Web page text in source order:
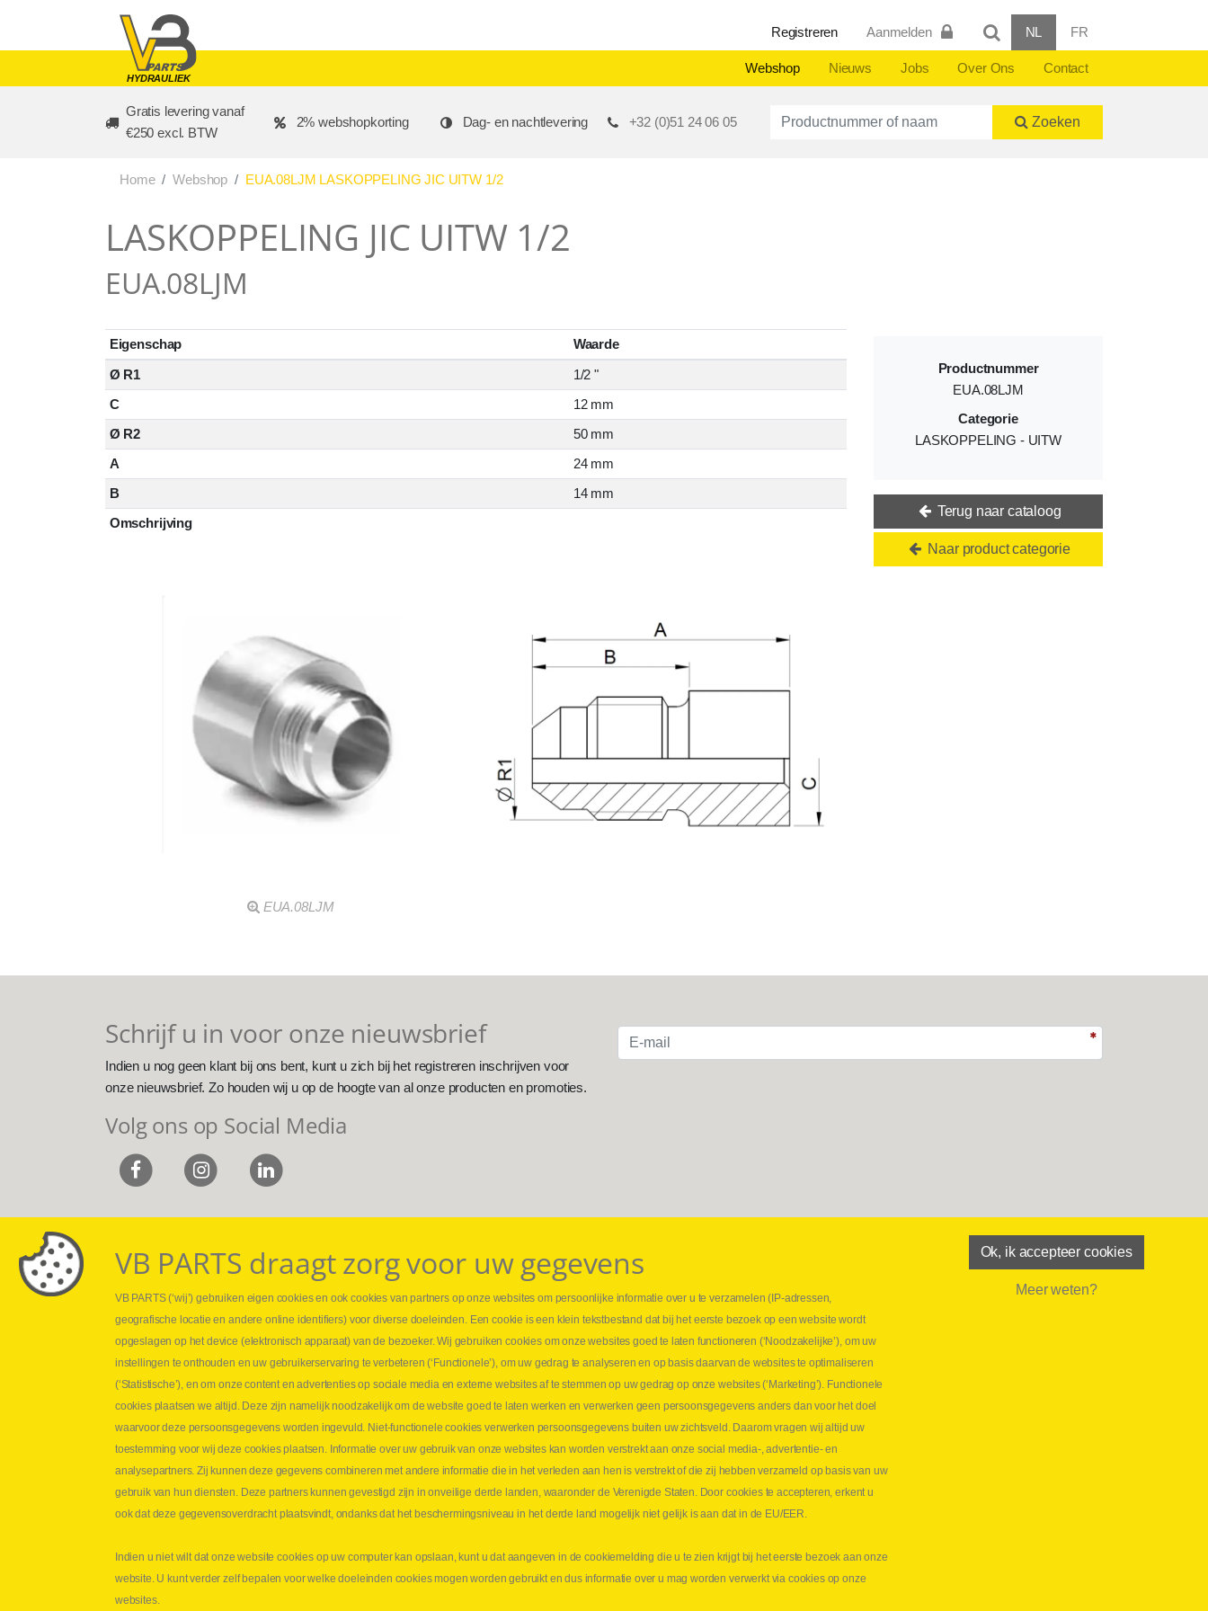
HYDRAULIEK
Registreren Aanmelden NL FR
Webshop Nieuws Jobs Over Ons Contact
Gratis levering vanaf
€250 excl. BTW
2% webshopkorting Dag- en nachtlevering +32 (0)51 24 06 05 Productnummer of naam Zoeken
Home Webshop EUA.08LJM LASKOPPELING JIC UITW 1/2
LASKOPPELING JIC UITW 1/2
EUA.08LJM
Eigenschap
Waarde
Ø R1
1/2 "
C
12 mm
Ø R2
50 mm
A
24 mm
B
14 mm
Omschrijving
EUA.08LJM
Productnummer
EUA.08LJM
Categorie
LASKOPPELING - UITW
Terug naar cataloog
Naar product categorie
Schrijf u in voor onze nieuwsbrief
Indien u nog geen klant bij ons bent, kunt u zich bij het registreren inschrijven voor
onze nieuwsbrief. Zo houden wij u op de hoogte van al onze producten en promoties.
Volg ons op Social Media
Webshop
Nieuws
Jobs
Leveringen
Drukcontrole set
Persmaten
Hydraulische slangen
Contact VB Parts
Abraham Hansstraat 7
B-8800 Roeselare
E-mail info@vbparts.be
⏳ Laatste maand Webtec-promotie!
⏳ Laatste kans voor onze promo
snelkoppelingen!
1 juni 2026
Lees meer NL
Copyright
VB PARTS draagt zorg voor uw gegevens
VB PARTS (‘wij’) gebruiken eigen cookies en ook cookies van partners op onze websites om persoonlijke informatie over u te verzamelen (IP-adressen,
geografische locatie en andere online identifiers) voor diverse doeleinden. Een cookie is een klein tekstbestand dat bij het eerste bezoek op een website wordt
opgeslagen op het device (elektronisch apparaat) van de bezoeker. Wij gebruiken cookies om onze websites goed te laten functioneren (‘Noodzakelijke’), om uw
instellingen te onthouden en uw gebruikerservaring te verbeteren (‘Functionele’), om uw gedrag te analyseren en op basis daarvan de websites te optimaliseren
(‘Statistische’), en om onze content en advertenties op sociale media en externe websites af te stemmen op uw gedrag op onze websites (‘Marketing’). Functionele
cookies plaatsen we altijd. Deze zijn namelijk noodzakelijk om de website goed te laten werken en verwerken geen persoonsgegevens anders dan voor het doel
waarvoor deze persoonsgegevens worden ingevuld. Niet-functionele cookies verwerken persoonsgegevens buiten uw zichtsveld. Daarom vragen wij altijd uw
toestemming voor wij deze cookies plaatsen. Informatie over uw gebruik van onze websites kan worden verstrekt aan onze social media-, advertentie- en
analysepartners. Zij kunnen deze gegevens combineren met andere informatie die in het verleden aan hen is verstrekt of die zij hebben verzameld op basis van uw
gebruik van hun diensten. Deze partners kunnen gevestigd zijn in onveilige derde landen, waaronder de Verenigde Staten. Door cookies te accepteren, erkent u
ook dat deze gegevensoverdracht plaatsvindt, ondanks dat het beschermingsniveau in het derde land mogelijk niet gelijk is aan dat in de EU/EER.
Indien u niet wilt dat onze website cookies op uw computer kan opslaan, kunt u dat aangeven in de cookiemelding die u te zien krijgt bij het eerste bezoek aan onze
website. U kunt verder zelf bepalen voor welke doeleinden cookies mogen worden gebruikt en dus informatie over u mag worden verwerkt via cookies op onze
websites.
Ok, ik accepteer cookies
Meer weten?